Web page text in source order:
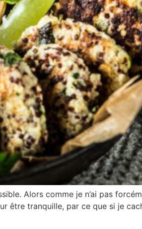
Alors comme je n’ai pas
être tranquille, par ce que si je